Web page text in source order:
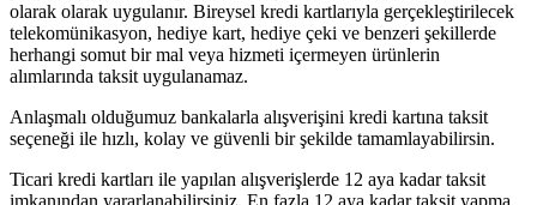
olarak olarak uygulanır. Bireysel kredi kartlarıyla gerçekleştirilecek
telekomünikasyon, hediye kart, hediye çeki ve benzeri şekillerde
herhangi somut bir mal veya hizmeti içermeyen ürünlerin
alımlarında taksit uygulanamaz.
Anlaşmalı olduğumuz bankalarla alışverişini kredi kartına taksit
seçeneği ile hızlı, kolay ve güvenli bir şekilde tamamlayabilirsin.
Ticari kredi kartları ile yapılan alışverişlerde 12 aya kadar taksit